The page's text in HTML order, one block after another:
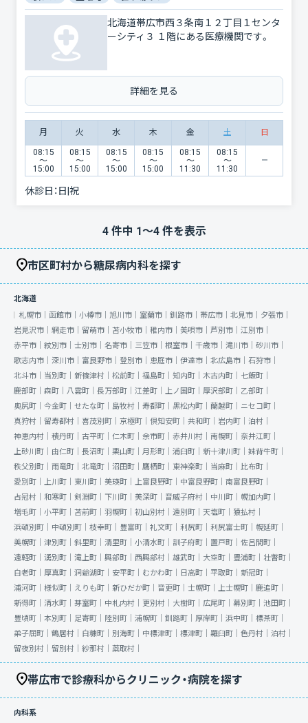
北海道帯広市西３条南１２丁目１センタ
ーシティ３ １階にある医療機関です。
詳細を見る
月 火 水 木 金 土 日
08:15
〜
15:00
08:15
〜
15:00
08:15
〜
15:00
08:15
〜
15:00
08:15
〜
11:30
08:15
〜
11:30
休診日： 日|祝
4件中 1〜4件を表示
市区町村から糖尿病内科を探す
北海道
札幌市｜ 函館市｜ 小樽市｜ 旭川市｜ 室蘭市｜ 釧路市｜ 帯広市｜ 北見市｜ 夕張市｜
岩見沢市｜ 網走市｜ 留萌市｜ 苫小牧市｜ 稚内市｜ 美唄市｜ 芦別市｜ 江別市｜
赤平市｜ 紋別市｜ 士別市｜ 名寄市｜ 三笠市｜ 根室市｜ 千歳市｜ 滝川市｜ 砂川市｜
歌志内市｜ 深川市｜ 富良野市｜ 登別市｜ 恵庭市｜ 伊達市｜ 北広島市｜ 石狩市｜
北斗市｜ 当別町｜ 新篠津村｜ 松前町｜ 福島町｜ 知内町｜ 木古内町｜ 七飯町｜
鹿部町｜ 森町｜ 八雲町｜ 長万部町｜ 江差町｜ 上ノ国町｜ 厚沢部町｜ 乙部町｜
奥尻町｜ 今金町｜ せたな町｜ 島牧村｜ 寿都町｜ 黒松内町｜ 蘭越町｜ ニセコ町｜
真狩村｜ 留寿都村｜ 喜茂別町｜ 京極町｜ 倶知安町｜ 共和町｜ 岩内町｜ 泊村｜
神恵内村｜ 積丹町｜ 古平町｜ 仁木町｜ 余市町｜ 赤井川村｜ 南幌町｜ 奈井江町｜
上砂川町｜ 由仁町｜ 長沼町｜ 栗山町｜ 月形町｜ 浦臼町｜ 新十津川町｜ 妹背牛町｜
秩父別町｜ 雨竜町｜ 北竜町｜ 沼田町｜ 鷹栖町｜ 東神楽町｜ 当麻町｜ 比布町｜
愛別町｜ 上川町｜ 東川町｜ 美瑛町｜ 上富良野町｜ 中富良野町｜ 南富良野町｜
占冠村｜ 和寒町｜ 剣淵町｜ 下川町｜ 美深町｜ 音威子府村｜ 中川町｜ 幌加内町｜
増毛町｜ 小平町｜ 苫前町｜ 羽幌町｜ 初山別村｜ 遠別町｜ 天塩町｜ 猿払村｜
浜頓別町｜ 中頓別町｜ 枝幸町｜ 豊富町｜ 礼文町｜ 利尻町｜ 利尻富士町｜ 幌延町｜
美幌町｜ 津別町｜ 斜里町｜ 清里町｜ 小清水町｜ 訓子府町｜ 置戸町｜ 佐呂間町｜
遠軽町｜ 湧別町｜ 滝上町｜ 興部町｜ 西興部村｜ 雄武町｜ 大空町｜ 豊浦町｜ 壮瞥町｜
白老町｜ 厚真町｜ 洞爺湖町｜ 安平町｜ むかわ町｜ 日高町｜ 平取町｜ 新冠町｜
浦河町｜ 様似町｜ えりも町｜ 新ひだか町｜ 音更町｜ 士幌町｜ 上士幌町｜ 鹿追町｜
新得町｜ 清水町｜ 芽室町｜ 中札内村｜ 更別村｜ 大樹町｜ 広尾町｜ 幕別町｜ 池田町｜
豊頃町｜ 本別町｜ 足寄町｜ 陸別町｜ 浦幌町｜ 釧路町｜ 厚岸町｜ 浜中町｜ 標茶町｜
弟子屈町｜ 鶴居村｜ 白糠町｜ 別海町｜ 中標津町｜ 標津町｜ 羅臼町｜ 色丹村｜ 泊村｜
留夜別村｜ 留別村｜ 紗那村｜ 蘂取村｜
帯広市で診療科からクリニック・病院を探す
内科系